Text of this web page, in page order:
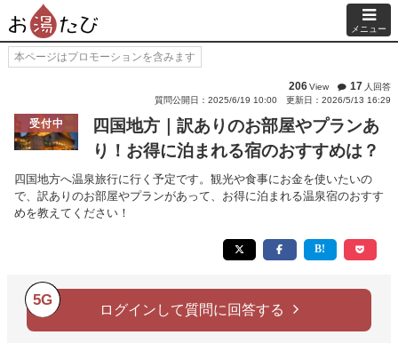
メニュー
本ページはプロモーションを含みます
206View 17 人回答
質問公開日：2025/6/19 10:00
更新日：2026/5/13 16:29
受付中
四国地方｜訳ありのお部屋やプランあ
り！お得に泊まれる宿のおすすめは？
四国地方へ温泉旅行に行く予定です。観光や食事にお金を使いたいの
で、訳ありのお部屋やプランがあって、お得に泊まれる温泉宿のおすす
めを教えてください！
5G
ログインして質問に回答する